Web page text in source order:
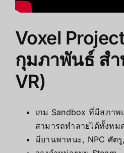
Voxel
กุมภาพันธ์ สำ
VR)
เกม Sandbox ที่มีสภา
สามารถทำลายได้ทั้งหม
มียานพาหนะ, NPC ศัต